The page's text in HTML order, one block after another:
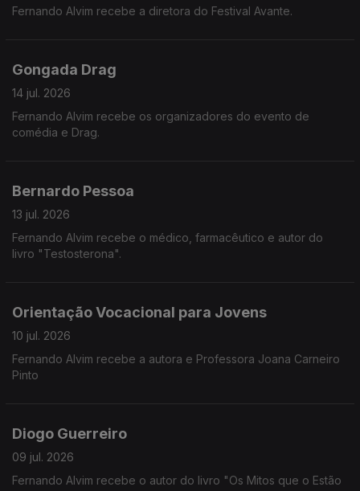
Fernando Alvim recebe a diretora do Festival Avante.
Gongada Drag
14 jul. 2026
Fernando Alvim recebe os organizadores do evento de
comédia e Drag.
Bernardo Pessoa
13 jul. 2026
Fernando Alvim recebe o médico, farmacêutico e autor do
livro "Testosterona".
Orientação Vocacional para Jovens
10 jul. 2026
Fernando Alvim recebe a autora e Professora Joana Carneiro
Pinto
Diogo Guerreiro
09 jul. 2026
Fernando Alvim recebe o autor do livro "Os Mitos que o Estão